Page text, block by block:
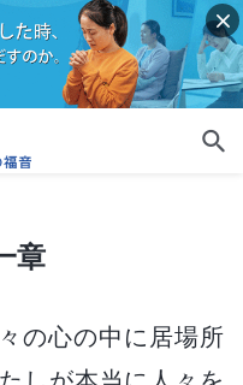
章
の心の中に居場所